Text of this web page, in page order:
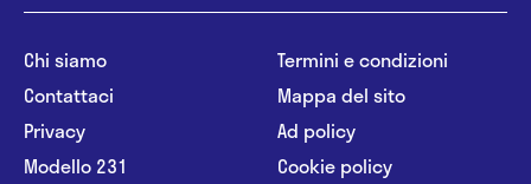
Chi siamo
Contattaci
Privacy
Modello 231
Termini e condizioni
Mappa del sito
Ad policy
Cookie policy